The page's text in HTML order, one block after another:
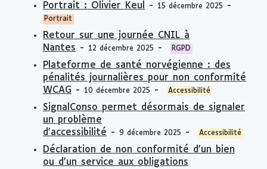
Portrait : Olivier Keul - 15 décembre 2025 -
Portrait
Retour sur une journée CNIL à
Nantes - 12 décembre 2025 - RGPD
Plateforme de santé norvégienne : des
pénalités journalières pour non conformité
WCAG - 10 décembre 2025 - Accessibilité
SignalConso permet désormais de signaler
un problème
d'accessibilité - 9 décembre 2025 - Accessibilité
Déclaration de non conformité d'un bien
ou d'un service aux obligations